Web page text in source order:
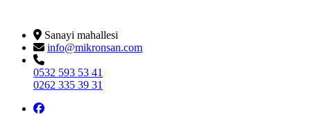
Sanayi mahallesi
info@mikronsan.com
0532 593 53 41
0262 335 39 31